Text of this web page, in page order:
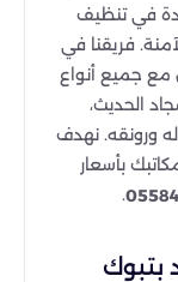
مع
في تنظيف
فريقنا في
جميع أنواع
الحديث،
ورونقه. نهدف
بأسعار
.
بتبوك